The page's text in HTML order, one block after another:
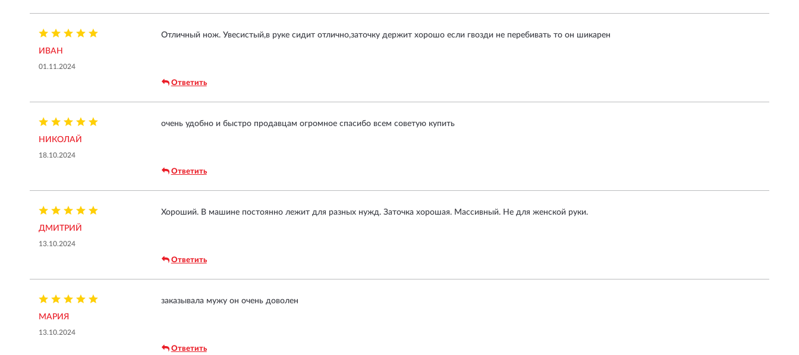
ИВАН
01.11.2024
Отличный нож. Увесистый,в руке сидит отлично,заточку держит хорошо если гвозди не перебивать то он шикарен
Ответить
НИКОЛАЙ
18.10.2024
очень удобно и быстро продавцам огромное спасибо всем советую купить
Ответить
ДМИТРИЙ
13.10.2024
Хороший. В машине постоянно лежит для разных нужд. Заточка хорошая. Массивный. Не для женской руки.
Ответить
МАРИЯ
13.10.2024
заказывала мужу он очень доволен
Ответить